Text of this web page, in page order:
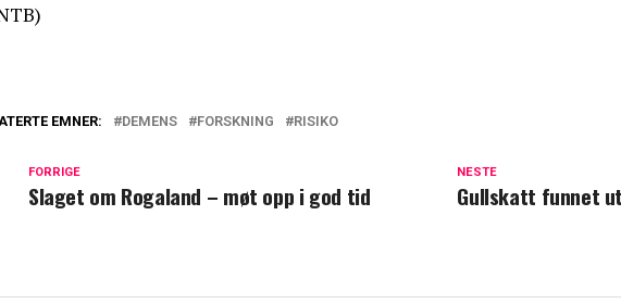
EMNER: DEMENS FORSKNING RISIKO
NESTE
Gullskatt funnet
FORRIGE
Slaget om Rogaland – møt opp i god tid